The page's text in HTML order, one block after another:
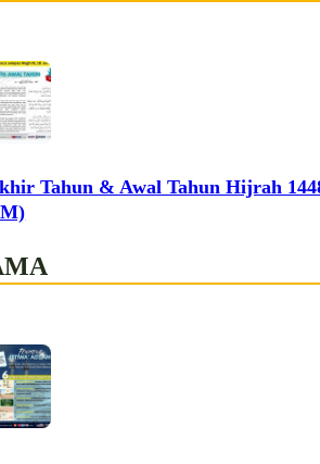
Tahun & Awal Tahun Hijrah